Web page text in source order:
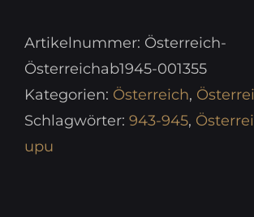
Artikelnummer: Österreich-
Österreichab1945-001355
Kategorien: Österreich,
Schlagwörter: 943-945,
upu